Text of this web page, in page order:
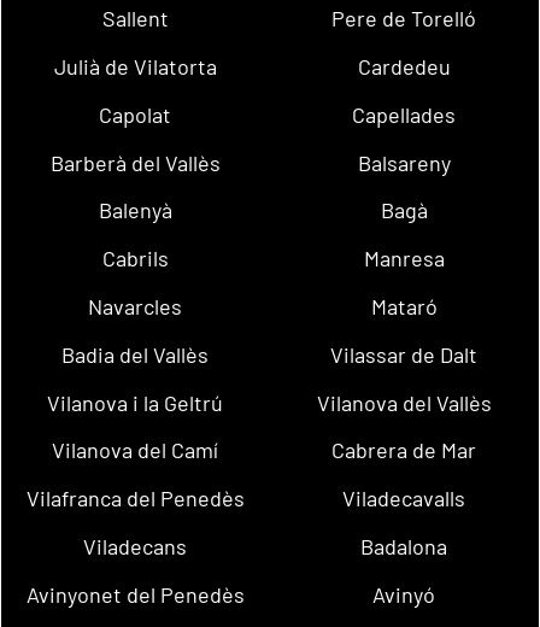
Sallent
Pere de Torelló
Julià de Vilatorta
Cardedeu
Capolat
Capellades
Barberà del Vallès
Balsareny
Balenyà
Bagà
Cabrils
Manresa
Navarcles
Mataró
Badia del Vallès
Vilassar de Dalt
Vilanova i la Geltrú
Vilanova del Vallès
Vilanova del Camí
Cabrera de Mar
Vilafranca del Penedès
Viladecavalls
Viladecans
Badalona
Avinyonet del Penedès
Avinyó